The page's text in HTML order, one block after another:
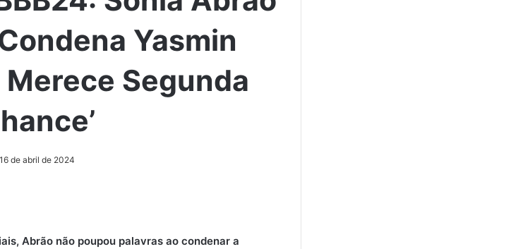
Yasmin
Merece Segunda
16 de abril de 2024
Abrão não poupou palavras ao condenar a